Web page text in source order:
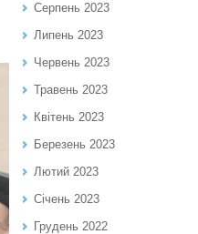
Серпень 2023
Липень 2023
Червень 2023
Травень 2023
Квітень 2023
Березень 2023
Лютий 2023
Січень 2023
Грудень 2022